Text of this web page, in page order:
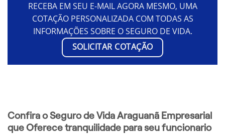
RECEBA EM SEU E-MAIL AGORA MESMO, UMA
COTAÇÃO PERSONALIZADA COM TODAS AS
INFORMAÇÕES SOBRE O SEGURO DE VIDA.
SOLICITAR COTAÇÃO
Confira o Seguro de Vida Araguanã Empresarial
que Oferece tranquilidade para seu funcionario